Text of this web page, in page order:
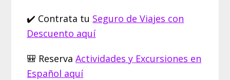
✔️ Contrata tu Seguro de Viajes con
Descuento aquí
🎒 ReservaActividades y Excursiones en
Español aquí